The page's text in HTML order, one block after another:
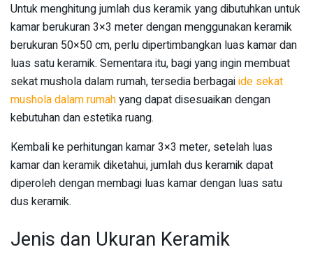
Untuk menghitung jumlah dus keramik yang dibutuhkan untuk
kamar berukuran 3×3 meter dengan menggunakan keramik
berukuran 50×50 cm, perlu dipertimbangkan luas kamar dan
luas satu keramik. Sementara itu, bagi yang ingin membuat
sekat mushola dalam rumah, tersedia berbagaiide sekat
mushola dalam rumahyang dapat disesuaikan dengan
kebutuhan dan estetika ruang.
Kembali ke perhitungan kamar 3×3 meter, setelah luas
kamar dan keramik diketahui, jumlah dus keramik dapat
diperoleh dengan membagi luas kamar dengan luas satu
dus keramik.
Jenis dan Ukuran Keramik